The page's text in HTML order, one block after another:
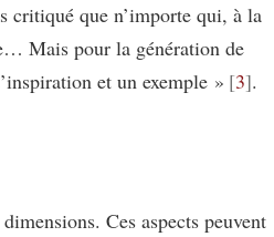
critiqué que n’importe qui, à la
Mais pour la génération de
et un exemple » 3 .
Ces aspects peuvent